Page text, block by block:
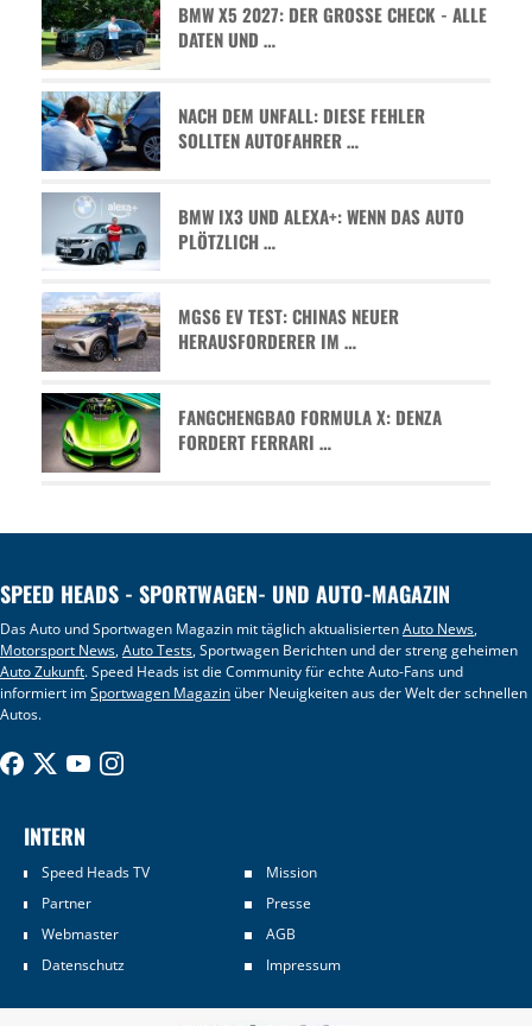
BMW X5 2027: DER GROSSE CHECK - ALLE D
ATEN UND …
NACH DEM UNFALL: DIESE FEHLER
SOLLTEN AUTOFAHRER …
BMW IX3 UND ALEXA+: WENN DAS AUTO
PLÖTZLICH …
MGS6 EV TEST: CHINAS NEUER
HERAUSFORDERER IM …
FANGCHENGBAO FORMULA X: DENZA
FORDERT FERRARI …
SPEED HEADS - SPORTWAGEN- UND AUTO-MAGAZIN
Das Auto und Sportwagen Magazin mit täglich aktualisiertenAuto News,
Motorsport News,Auto Tests, Sportwagen Berichten und der streng geheimen
Auto Zukunft. Speed Heads ist die Community für echte Auto-Fans und
informiert imSportwagen Magazin über Neuigkeiten aus der Welt der schnellen
Autos.
INTERN
Speed Heads TV
Mission
Partner
Presse
Webmaster
AGB
Datenschutz
Impressum